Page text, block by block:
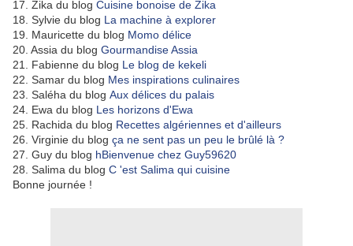
17. Zika du blog Cuisine bonoise de Zika
18. Sylvie du blog La machine à explorer
19. Mauricette du blog Momo délice
20. Assia du blog Gourmandise Assia
21. Fabienne du blog Le blog de kekeli
22. Samar du blog Mes inspirations culinaires
23. Saléha du blog Aux délices du palais
24. Ewa du blog Les horizons d'Ewa
25. Rachida du blog Recettes algériennes et d'ailleurs
26. Virginie du blog ça ne sent pas un peu le brûlé là ?
27. Guy du blog hBienvenue chez Guy59620
28. Salima du blog C 'est Salima qui cuisine
Bonne journée !